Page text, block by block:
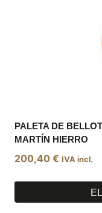
PALETA DE
MARTÍN HIERRO
200,40 € IVA incl.